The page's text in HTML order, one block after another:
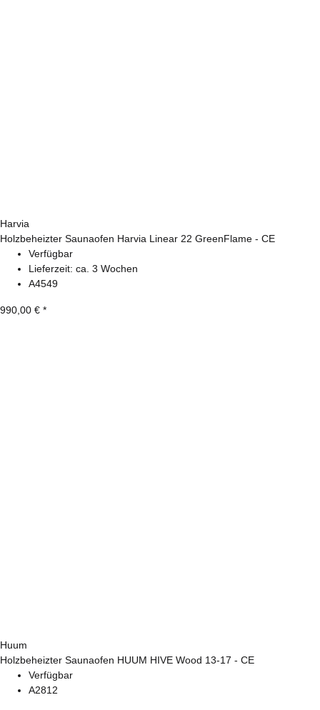
Harvia
Holzbeheizter Saunaofen Harvia Linear 22 GreenFlame - CE
Verfügbar
Lieferzeit: ca. 3 Wochen
A4549
990,00 € *
Huum
Holzbeheizter Saunaofen HUUM HIVE Wood 13-17 - CE
Verfügbar
A2812